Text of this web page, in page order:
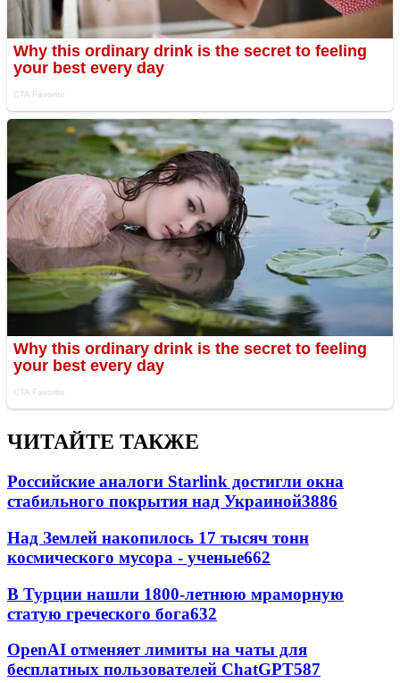
ЧИТАЙТЕ ТАКЖЕ
Российские аналоги Starlink достигли окна
стабильного покрытия над Украиной3886
Над Землей накопилось 17 тысяч тонн
космического мусора - ученые662
В Турции нашли 1800-летнюю мраморную
статую греческого бога632
OpenAI отменяет лимиты на чаты для
бесплатных пользователей ChatGPT587